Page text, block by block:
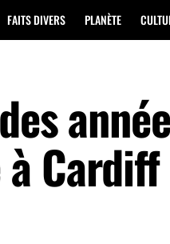
FAITS DIVERS PLANÈTE
Cardiff